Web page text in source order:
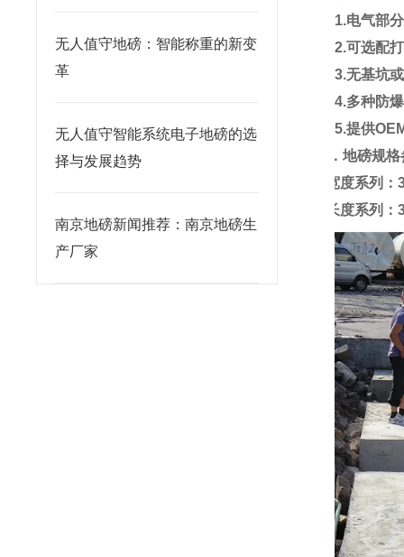
无人值守地磅：智能称重的新变
革
无人值守智能系统电子地磅的选
择与发展趋势
南京地磅新闻推荐：南京地磅生
产厂家
1.电气部
2.可选配
3.无基坑
4.多种防
5.提供
三． 地磅规格
宽度系列：
长度系列：